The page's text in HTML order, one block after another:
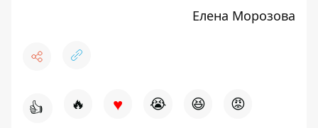
Елена Морозова
👍 🔥 ♥ 😭 😆 😡